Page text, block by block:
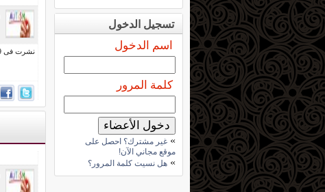
نشرت فى 9 إبريل 2016 بواسطة
تسجيل الدخول
اسم الدخول
كلمة المرور
» غير مشترك؟ احصل على
موقع مجاني الآن!
» هل نسيت كلمة المرور؟